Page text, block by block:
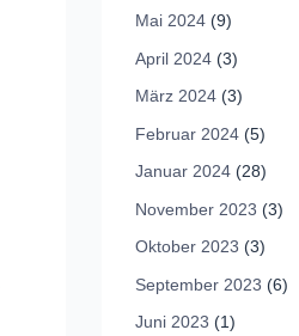
Mai 2024 (9)
April 2024 (3)
März 2024 (3)
Februar 2024 (5)
Januar 2024 (28)
November 2023 (3)
Oktober 2023 (3)
September 2023 (6)
Juni 2023 (1)